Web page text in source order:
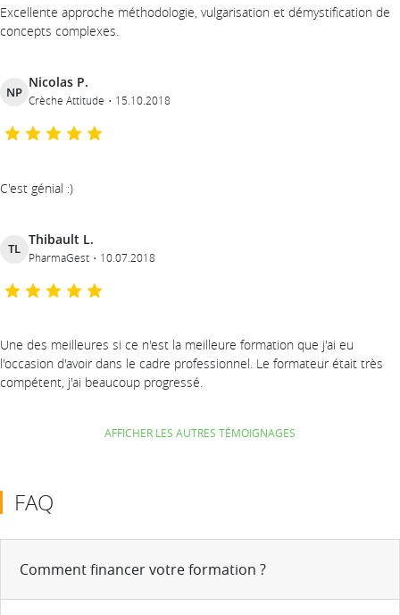
Excellente approche méthodologie, vulgarisation et démystification de
concepts complexes.
NP
Nicolas P.
Crèche Attitude 15.10.2018
C'est génial :)
TL
Thibault L.
PharmaGest 10.07.2018
Une des meilleures si ce n'est la meilleure formation que j'ai eu
l'occasion d'avoir dans le cadre professionnel. Le formateur était très
compétent, j'ai beaucoup progressé.
AFFICHER LES AUTRES TÉMOIGNAGES
FAQ
Comment financer votre formation ?